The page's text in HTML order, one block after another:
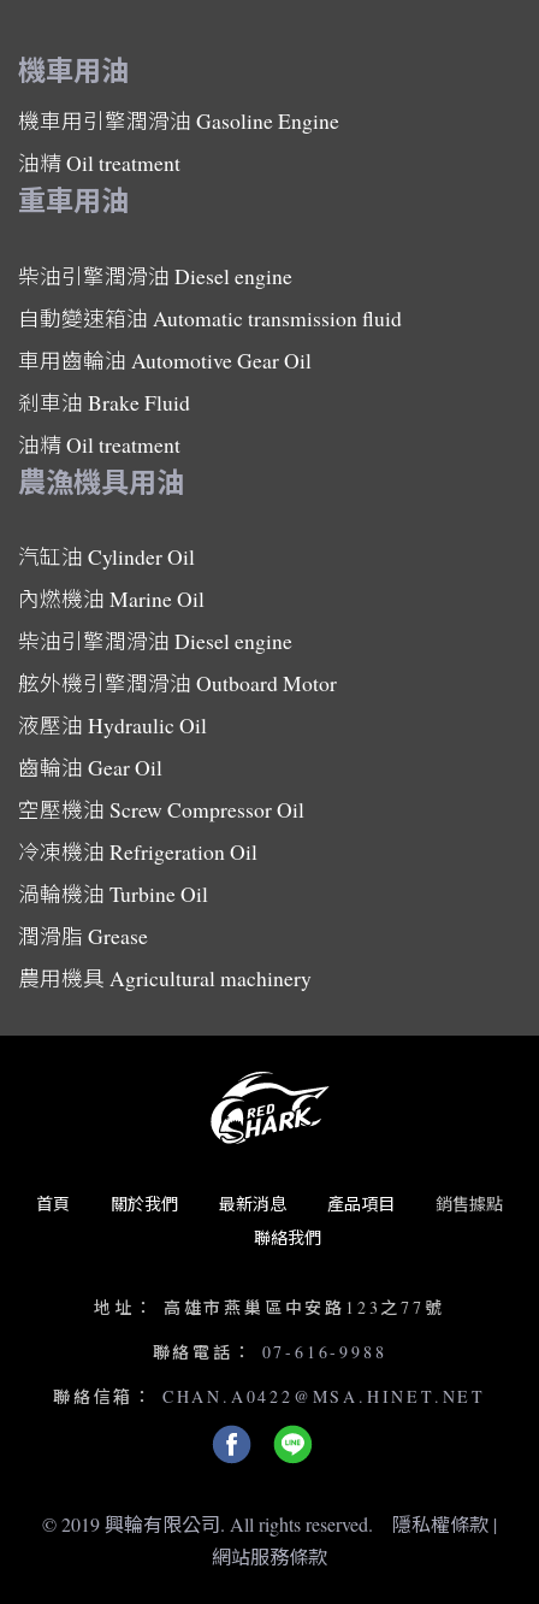
機車用油
機車用引擎潤滑油 Gasoline Engine
油精Oil treatment
重車用油
柴油引擎潤滑油 Diesel engine
自動變速箱油 Automatic transmission fluid
車用齒輪油 Automotive Gear Oil
剎車油 Brake Fluid
油精Oil treatment
農漁機具用油
汽缸油 Cylinder Oil
內燃機油 Marine Oil
柴油引擎潤滑油 Diesel engine
舷外機引擎潤滑油 Outboard Motor
液壓油 Hydraulic Oil
齒輪油 Gear Oil
空壓機油 Screw Compressor Oil
冷凍機油 Refrigeration Oil
渦輪機油 Turbine Oil
潤滑脂 Grease
農用機具 Agricultural machinery
首頁 關於我們 最新消息 產品項目
銷售據點
聯絡我們
地址：
高雄市燕巢區中安路123之77號
聯絡電話：
07-616-9988
聯絡信箱： CHAN.A0422@MSA.HINET.NET
© 2019 興輪有限公司. All rights reserved. 隱私權條款 |
網站服務條款